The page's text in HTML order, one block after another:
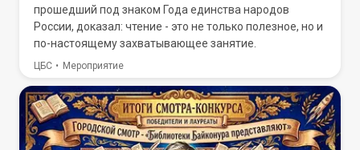
прошедший под знаком Года единства народов
России, доказал: чтение - это не только полезное, но и
по-настоящему захватывающее занятие.
ЦБС Мероприятие